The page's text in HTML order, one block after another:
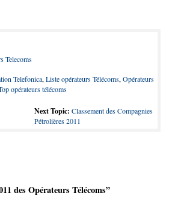
Telecoms
Telefonica, Liste opérateurs Télécoms, Opérateurs
opérateurs télécoms
Next Topic: Classement des Compagnies
Pétrolières 2011
des Opérateurs Télécoms”